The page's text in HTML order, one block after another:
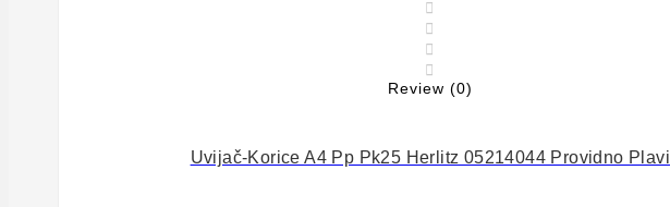




Review (0)
Uvijač-Korice A4 Pp Pk25 Herlitz 05214044 Providno Plavi